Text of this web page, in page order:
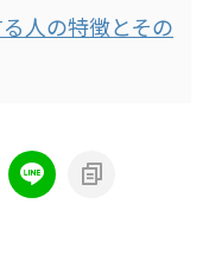
人の特徴とその